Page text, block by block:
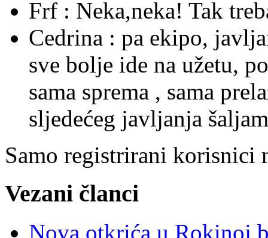
Frf : Neka,neka! Tak
Cedrina : pa ekipo,
sve bolje ide na užetu,
sama sprema , sama
sljedećeg javljanja
Samo registrirani
Vezani članci
Nova otkrića u Rokinoj